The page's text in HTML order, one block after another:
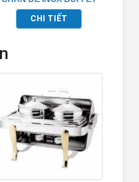
TP697162
CHI TIẾT